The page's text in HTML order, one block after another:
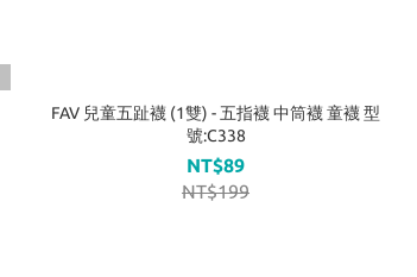
FAV 兒童五趾襪 (1雙) - 五指襪 中筒襪 童襪 型
號:C338
NT$89
NT$199